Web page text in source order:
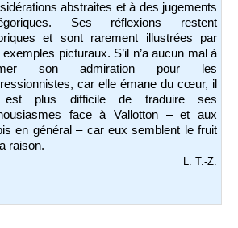
abstraites et à des jugements
Ses réflexions restent
et sont rarement illustrées par
exemples picturaux. S’il n’a aucun mal à
son admiration pour les
car elle émane du cœur, il
est plus difficile de traduire ses
face à Vallotton – et aux
en général – car eux semblent le fruit
raison.
L. T.-Z.